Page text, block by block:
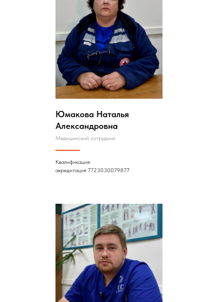
Юмакова Наталья
Александровна
Медицинский сотрудник
Квалификация:
акредитация 7723030079877